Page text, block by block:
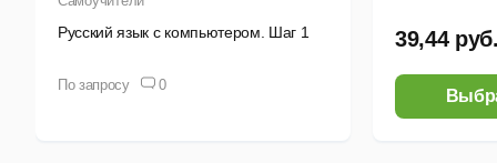
Русский язык с компьютером. Шаг 1
По запросу 0
39,44 руб.